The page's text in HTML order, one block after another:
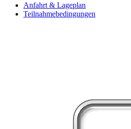
Anfahrt & Lageplan
Teilnahmebedingungen